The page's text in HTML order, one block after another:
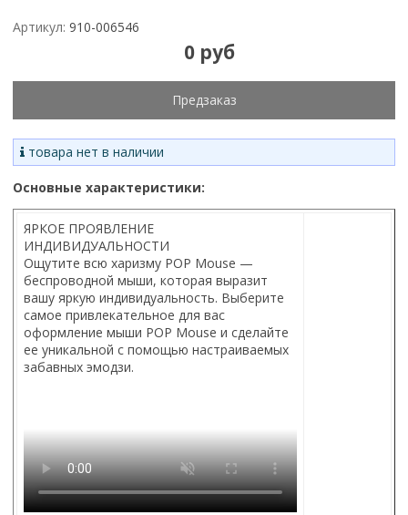
Артикул: 910-006546
0 руб
Предзаказ
товара нет в наличии
Основные характеристики:
ЯРКОЕ ПРОЯВЛЕНИЕ
ИНДИВИДУАЛЬНОСТИ
Ощутите всю харизму POP Mouse —
беспроводной мыши, которая выразит
вашу яркую индивидуальность. Выберите
самое привлекательное для вас
оформление мыши POP Mouse и сделайте
ее уникальной с помощью настраиваемых
забавных эмодзи.